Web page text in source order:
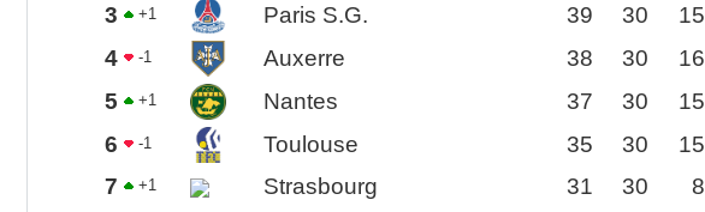
3
+1 Paris S.G. 39 30 15
4
-1 Auxerre 38 30 16
5
+1 Nantes 37 30 15
6
-1 Toulouse 35 30 15
7
+1 Strasbourg 31 30 8